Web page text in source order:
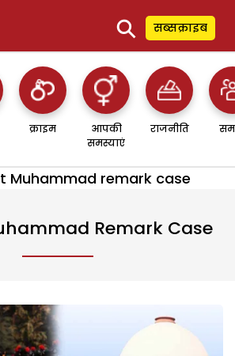
⚲ सब्सक्राइब
क्राइम
आपकी
समस्याएं
राजनीति
Muhammad remark case
Remark Case